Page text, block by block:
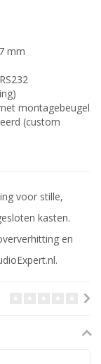
mm
montagebeugel
(custom
voor stille,
kasten.
en